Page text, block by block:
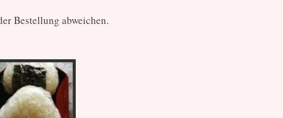
Bestellung abweichen.